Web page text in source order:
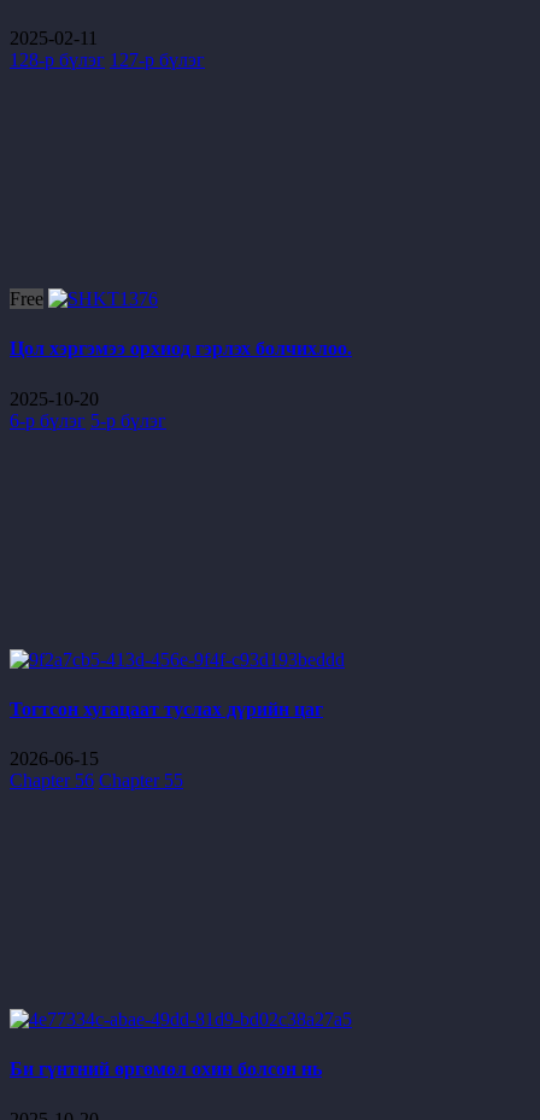
2025-02-11
128-р бүлэг 127-р бүлэг
Free
Цол хэргэмээ орхиод гэрлэх болчихлоо.
2025-10-20
6-р бүлэг 5-р бүлэг
Тогтсон хугацаат туслах дүрийн цаг
2026-06-15
Chapter 56 Chapter 55
Би гүнтний өргөмөл охин болсон нь